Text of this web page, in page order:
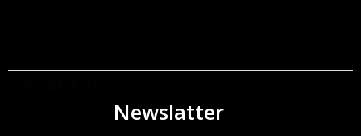
Newslatter